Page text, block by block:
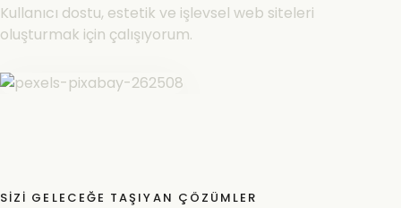
Kullanıcı dostu, estetik ve işlevsel web siteleri
oluşturmak için çalışıyorum.
SIZI GELECEĞE TAŞIYAN ÇÖZÜMLER